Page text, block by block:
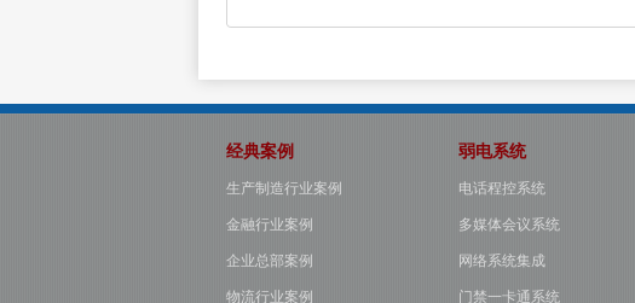
经典案例
生产制造行业案例
金融行业案例
企业总部案例
物流行业案例
弱电系统
电话程控系统
多媒体会议系统
网络系统集成
门禁一卡通系统